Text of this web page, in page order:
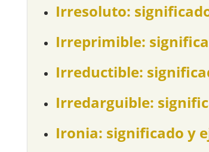
Irresoluto:
Irreprimible:
Irreductible:
Irredarguible:
Ironia: significado y